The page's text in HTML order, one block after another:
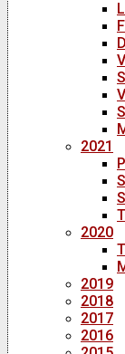
2021
2020
2019
2018
2017
2016